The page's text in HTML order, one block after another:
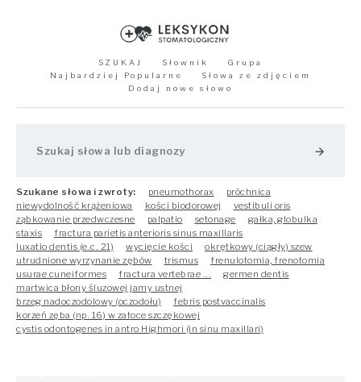
SZUKAJ Słownik
Grupa
Najbardziej Popularne
Słowa ze zdjęciem
Dodaj nowe słowo
arrow_forward
Szukane słowa i zwroty: pneumothorax
próchnica
niewydolność krążeniowa
kości biodorowej
vestibuli oris
ząbkowanie przedwczesne
palpatio setonage
gałka, globulka
staxis
fractura parietis anterioris sinus maxillaris
luxatio dentis (e.c. 21)
wycięcie kości
okrętkowy (ciągły) szew
utrudnione wyrzynanie zębów
trismus
frenulotomia, frenotomia
usurae cuneiformes
fractura vertebrae ...
germen dentis
martwica błony śluzowej jamy ustnej
brzeg nadoczodolowy (oczodo­łu)
febris postvaccinalis
korzeń zęba (np. 16) w zatoce szczękowej
cystis odontogenes in antro Highmori (in sinu maxillari)